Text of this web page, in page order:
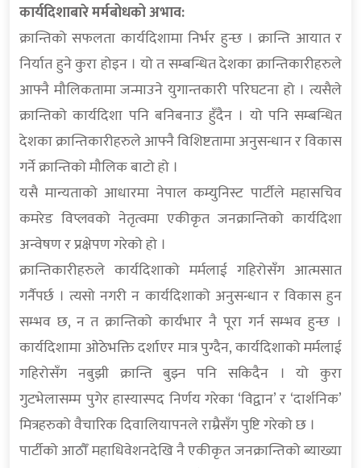
कार्यदिशाबारे मर्मबोधको अभाव:
क्रान्तिको सफलता कार्यदिशामा निर्भर हुन्छ । क्रान्ति आयात र
निर्यात हुने कुरा होइन । यो त सम्बन्धित देशका क्रान्तिकारीहरुले
आफ्नै मौलिकतामा जन्माउने युगान्तकारी परिघटना हो । त्यसैले
क्रान्तिको कार्यदिशा पनि बनिबनाउ हुँदैन । यो पनि सम्बन्धित
देशका क्रान्तिकारीहरुले आफ्नै विशिष्टतामा अनुसन्धान र विकास
गर्ने क्रान्तिको मौलिक बाटो हो ।
यसै मान्यताको आधारमा नेपाल कम्युनिस्ट पार्टीले महासचिव
कमरेड विप्लवको नेतृत्वमा एकीकृत जनक्रान्तिको कार्यदिशा
अन्वेषण र प्रक्षेपण गरेको हो ।
क्रान्तिकारीहरुले कार्यदिशाको मर्मलाई गहिरोसँग आत्मसात
गर्नैपर्छ । त्यसो नगरी न कार्यदिशाको अनुसन्धान र विकास हुन
सम्भव छ, न त क्रान्तिको कार्यभार नै पूरा गर्न सम्भव हुन्छ ।
कार्यदिशामा ओठेभक्ति दर्शाएर मात्र पुग्दैन, कार्यदिशाको मर्मलाई
गहिरोसँग नबुझी क्रान्ति बुझ्न पनि सकिदैन । यो कुरा
गुटभेलासम्म पुगेर हास्यास्पद निर्णय गरेका ‘विद्वान’ र ‘दार्शनिक’
मित्रहरुको वैचारिक दिवालियापनले राम्रैसँग पुष्टि गरेको छ ।
पार्टीको आठौँ महाधिवेशनदेखि नै एकीकृत जनक्रान्तिको ब्याख्या